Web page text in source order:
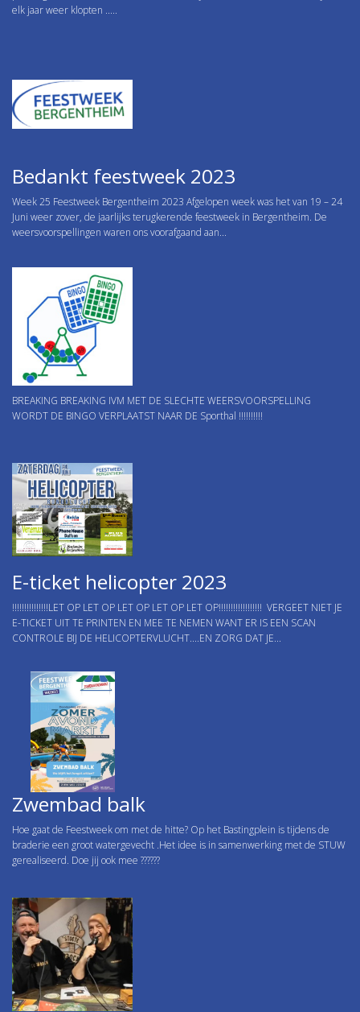
elk jaar weer klopten .....
Bedankt feestweek 2023
Week 25 Feestweek Bergentheim 2023 Afgelopen week was het van 19 – 24
Juni weer zover, de jaarlijks terugkerende feestweek in Bergentheim. De
weersvoorspellingen waren ons voorafgaand aan...
BREAKING BREAKING IVM MET DE SLECHTE WEERSVOORSPELLING
WORDT DE BINGO VERPLAATST NAAR DE Sporthal !!!!!!!!!!
E-ticket helicopter 2023
!!!!!!!!!!!!!!!LET OP LET OP LET OP LET OP LET OP!!!!!!!!!!!!!!!!!! VERGEET NIET JE
E-TICKET UIT TE PRINTEN EN MEE TE NEMEN WANT ER IS EEN SCAN
CONTROLE BIJ DE HELICOPTERVLUCHT....EN ZORG DAT JE...
Zwembad balk
Hoe gaat de Feestweek om met de hitte? Op het Bastingplein is tijdens de
braderie een groot watergevecht .Het idee is in samenwerking met de STUW
gerealiseerd. Doe jij ook mee ??????